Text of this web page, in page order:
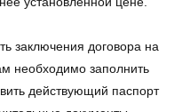
заключения договора на
необходимо заполнить
действующий паспорт